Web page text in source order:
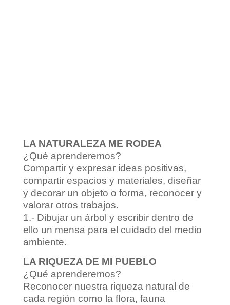
LA NATURALEZA ME RODEA
¿Qué aprenderemos?
Compartir y expresar ideas positivas,
compartir espacios y materiales, diseñar
y decorar un objeto o forma, reconocer y
valorar otros trabajos.
1.- Dibujar un árbol y escribir dentro de
ello un mensa para el cuidado del medio
ambiente.
LA RIQUEZA DE MI PUEBLO
¿Qué aprenderemos?
Reconocer nuestra riqueza natural de
cada región como la ﬂora, fauna